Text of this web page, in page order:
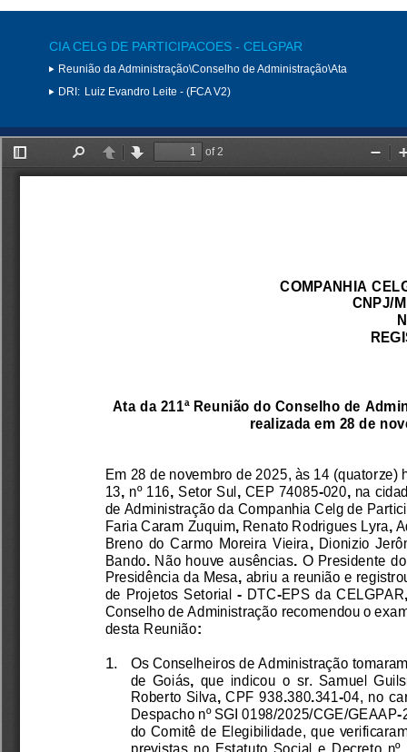
CIA CELG DE PARTICIPACOES - CELGPAR
Reunião da Administração\Conselho de Administração\Ata
DRI: Luiz Evandro Leite - (FCA V2)